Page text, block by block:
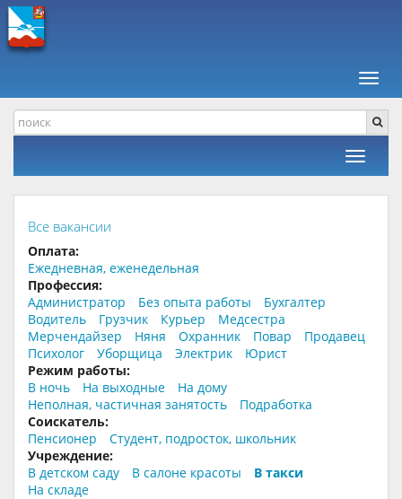
Фильтр
Все вакансии
Оплата:
Ежедневная, еженедельная
Профессия:
Администратор
Без опыта работы
Бухгалтер
Водитель
Грузчик Курьер
Медсестра
Мерчендайзер
Няня Охранник Повар
Продавец
Психолог
Уборщица Электрик
Юрист
Режим работы:
В ночь
На выходные
На дому
Неполная, частичная занятость
Подработка
Соискатель:
Пенсионер
Студент, подросток, школьник
Учреждение:
В детском саду
В салоне красоты
В такси
На складе